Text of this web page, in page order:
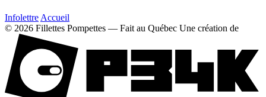
Infolettre Accueil
© 2026 Fillettes Pompettes — Fait au Québec Une création de